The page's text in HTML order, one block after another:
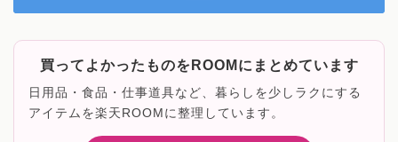
買ってよかったものをROOMにまとめています
日用品・食品・仕事道具など、暮らしを少しラクにする
アイテムを楽天ROOMに整理しています。